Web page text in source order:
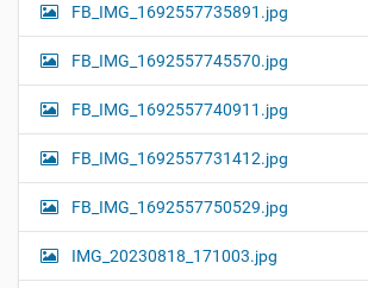
FB_IMG_1692557735891.jpg
FB_IMG_1692557745570.jpg
FB_IMG_1692557740911.jpg
FB_IMG_1692557731412.jpg
FB_IMG_1692557750529.jpg
IMG_20230818_171003.jpg